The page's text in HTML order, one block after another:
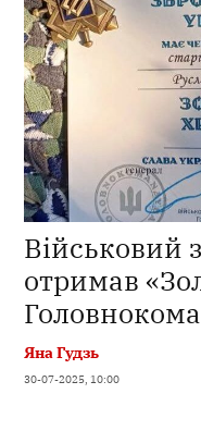
Військовий
отримав
Яна Гудзь
30-07-2025, 10:00